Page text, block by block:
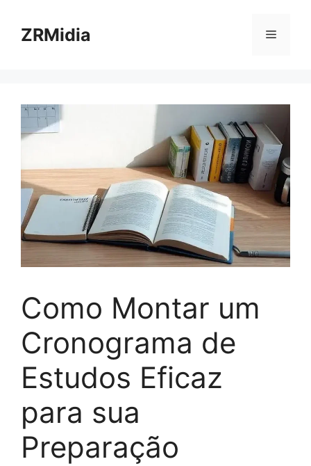
ZRMidia
Como Montar um
Cronograma de
Estudos Eficaz
para sua
Preparação